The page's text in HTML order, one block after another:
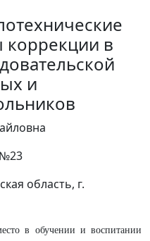
коррекции в
и
область, г.
в обучении и воспитании